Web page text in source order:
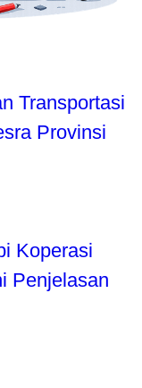
Transportasi
Provinsi
Koperasi
Penjelasan